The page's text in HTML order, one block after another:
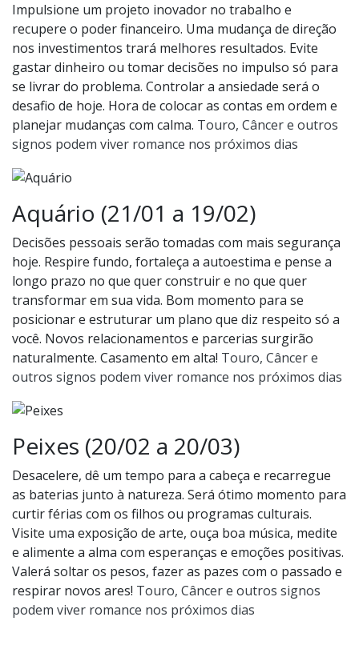
Impulsione um projeto inovador no trabalho e
recupere o poder financeiro. Uma mudança de direção
nos investimentos trará melhores resultados. Evite
gastar dinheiro ou tomar decisões no impulso só para
se livrar do problema. Controlar a ansiedade será o
desafio de hoje. Hora de colocar as contas em ordem e
planejar mudanças com calma. Touro, Câncer e outros
signos podem viver romance nos próximos dias
Aquário (21/01 a 19/02)
Decisões pessoais serão tomadas com mais segurança
hoje. Respire fundo, fortaleça a autoestima e pense a
longo prazo no que quer construir e no que quer
transformar em sua vida. Bom momento para se
posicionar e estruturar um plano que diz respeito só a
você. Novos relacionamentos e parcerias surgirão
naturalmente. Casamento em alta! Touro, Câncer e
outros signos podem viver romance nos próximos dias
Peixes (20/02 a 20/03)
Desacelere, dê um tempo para a cabeça e recarregue
as baterias junto à natureza. Será ótimo momento para
curtir férias com os filhos ou programas culturais.
Visite uma exposição de arte, ouça boa música, medite
e alimente a alma com esperanças e emoções positivas.
Valerá soltar os pesos, fazer as pazes com o passado e
respirar novos ares! Touro, Câncer e outros signos
podem viver romance nos próximos dias